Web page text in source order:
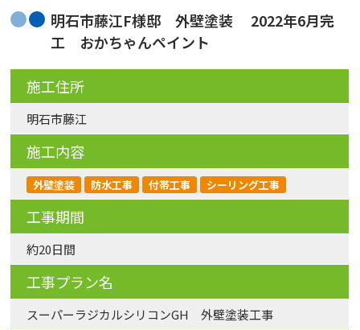
明石市藤江F様邸 外壁塗装 2022年6月完
工 おかちゃんペイント
施工住所
明石市藤江
施工内容
外壁塗装 防水工事 付帯工事 シーリング工事
工事期間
約20日間
工事プラン名
スーパーラジカルシリコンGH 外壁塗装工事